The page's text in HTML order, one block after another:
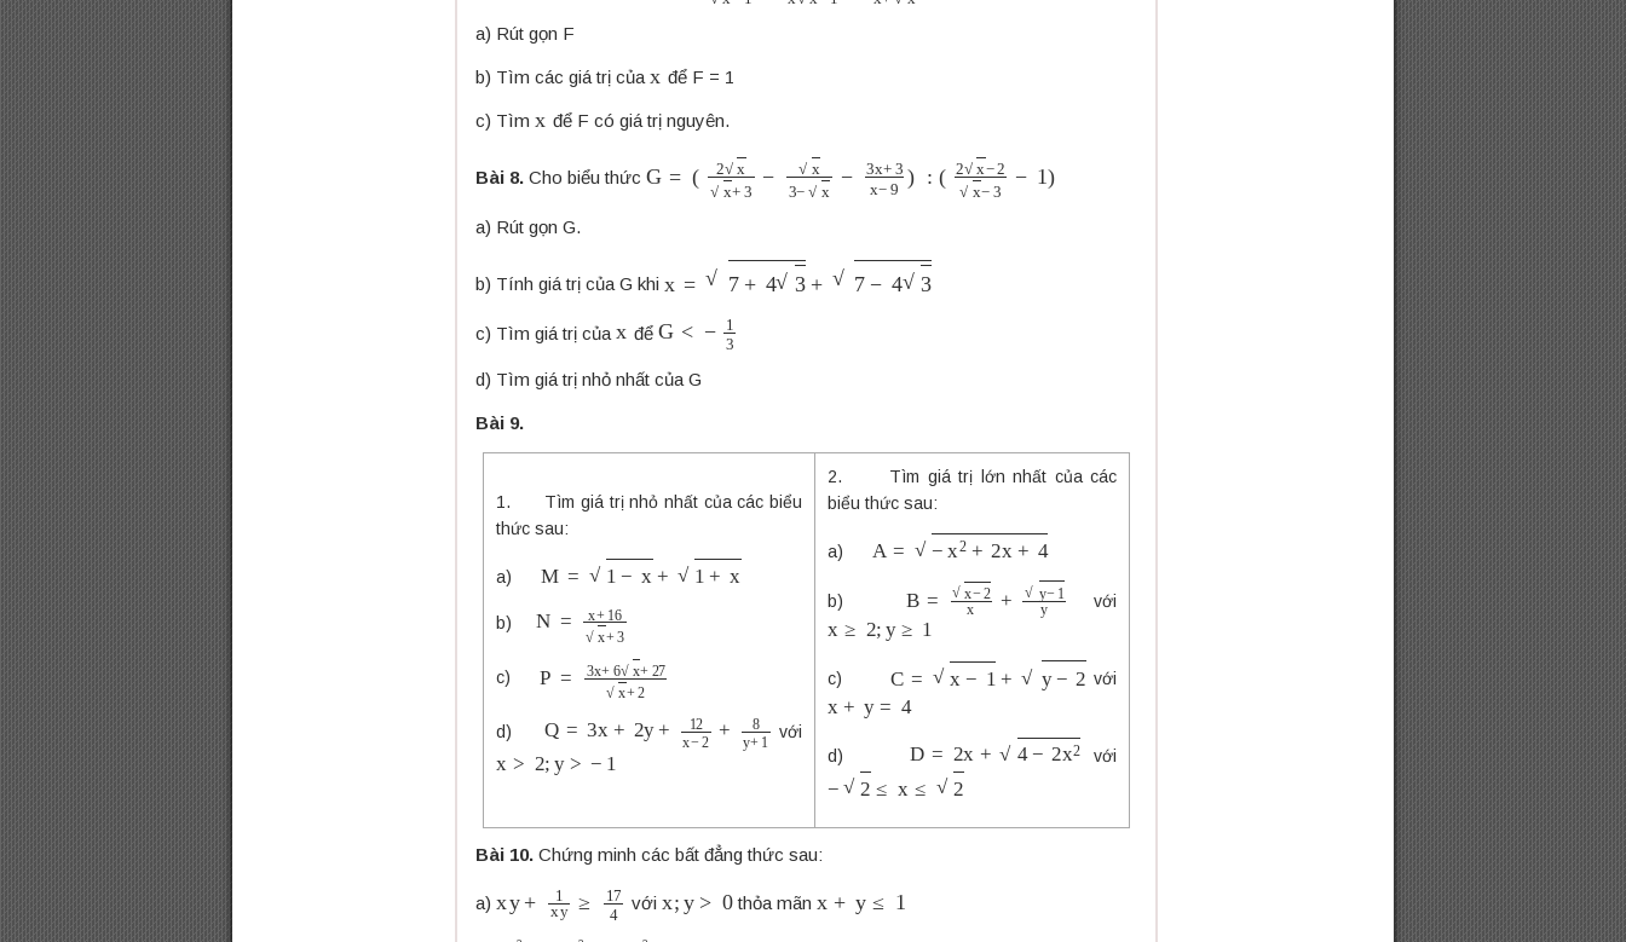
a) Rút gọn F
b) Tìm các giá trị của để F = 1
c) Tìm để F có giá trị nguyên.
Bài 8. Cho biểu thứcG 2x x+3− x−3 x−9) :( − 2x−3−
a) Rút gọn G.
b) Tính giá trị của G khi +4 3+ − 4 3
c) Tìm giá trị của để G −
d) Tìm giá trị nhỏ nhất của G
Bài 9.
1. Tìm giá trị nhỏ nhất của các biểu
thức sau:
a)M= x +1+x
b)N 16 x+
c)P +6 x+27x+
d) Q x+ y +12 x 2+ y+ với
y
2. Tìm giá trị lớn nhất của các
biểu thức sau:
a) A 2 +2x+4
b) B −2x+y −1 y với
y
c) C 1 +y−2 với
x+y
d) D x+ − x 2 với
2≤x
Bài 10. Chứng minh các bất đẳng thức sau:
a) y 4 với thỏa mãn